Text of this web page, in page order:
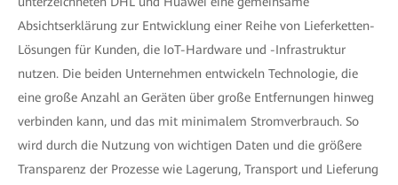
Absichtserklärung zur Entwicklung einer Reihe von Lieferketten-
Lösungen für Kunden, die IoT-Hardware und -Infrastruktur
nutzen. Die beiden Unternehmen entwickeln Technologie, die
eine große Anzahl an Geräten über große Entfernungen hinweg
verbinden kann, und das mit minimalem Stromverbrauch. So
wird durch die Nutzung von wichtigen Daten und die größere
Transparenz der Prozesse wie Lagerung, Transport und Lieferung